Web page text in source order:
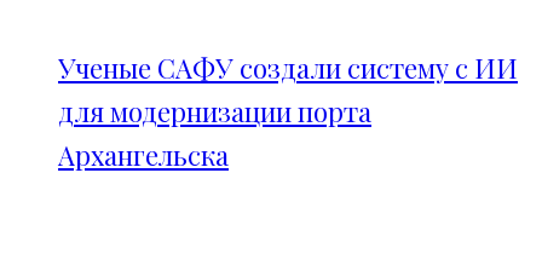
Ученые САФУ создали систему с ИИ
для модернизации порта
Архангельска